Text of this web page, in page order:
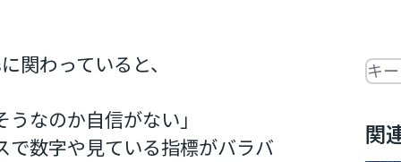
関わっていると、
なのか自信がない」
数字や見ている指標がバラバ
関